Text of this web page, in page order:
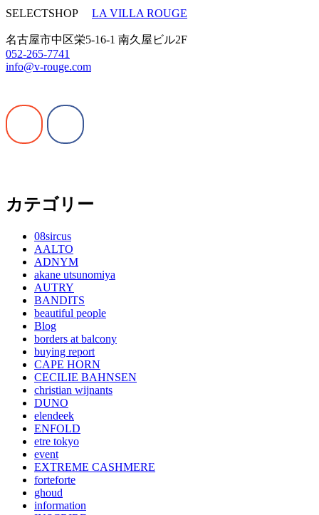
SELECTSHOP LA VILLA ROUGE
名古屋市中区栄5-16-1 南久屋ビル2F
052-265-7741
info@v-rouge.com
カテゴリー
08sircus
AALTO
ADNYM
akane utsunomiya
AUTRY
BANDITS
beautiful people
Blog
borders at balcony
buying report
CAPE HORN
CECILIE BAHNSEN
christian wijnants
DUNO
elendeek
ENFOLD
etre tokyo
event
EXTREME CASHMERE
forteforte
ghoud
information